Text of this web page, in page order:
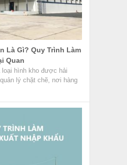
Là Gì? Quy Trình Làm
Quan
loại hình kho được hải
lý chặt chẽ, nơi hàng